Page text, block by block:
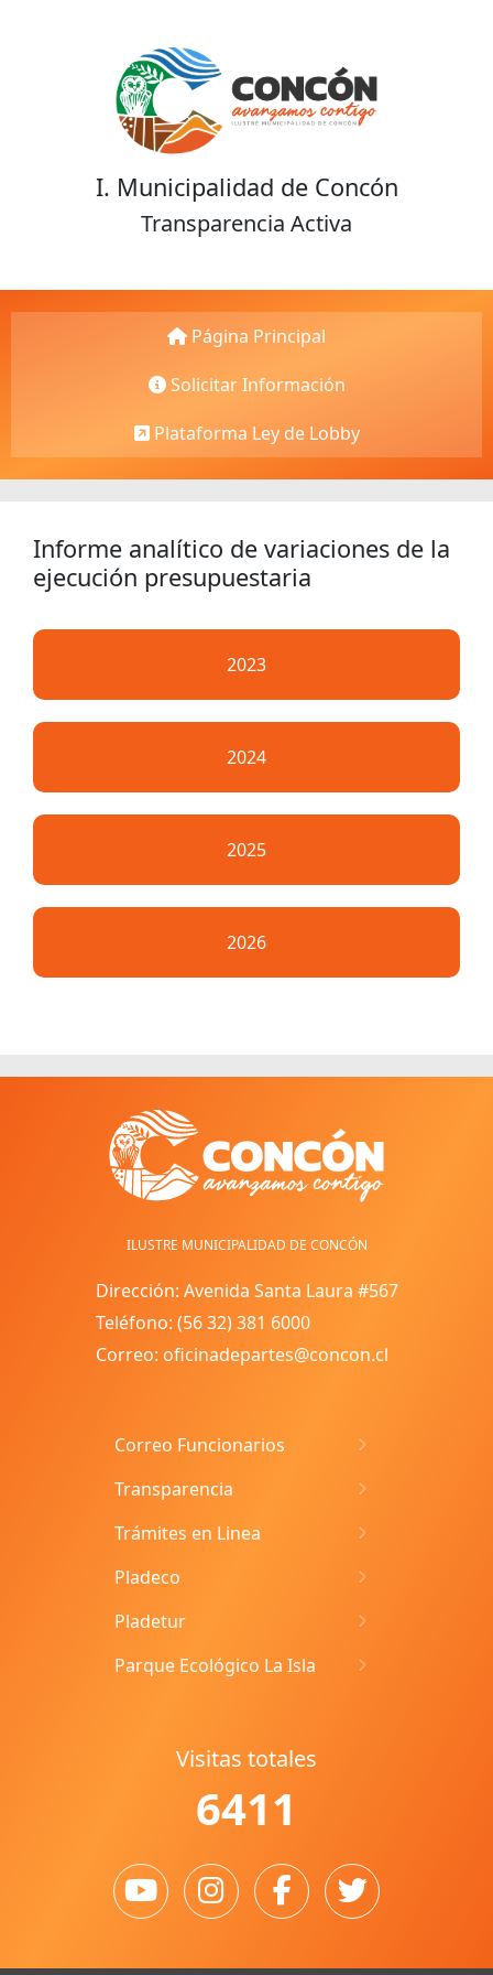
I. Municipalidad de Concón
Transparencia Activa
Página Principal
Solicitar Información
Plataforma Ley de Lobby
Informe analítico de variaciones de la
ejecución presupuestaria
2023
2024
2025
2026
ILUSTRE MUNICIPALIDAD DE CONCÓN
Dirección: Avenida Santa Laura #567
Teléfono: (56 32) 381 6000
Correo: oficinadepartes@concon.cl
Correo Funcionarios
Transparencia
Trámites en Linea
Pladeco
Pladetur
Parque Ecológico La Isla
Visitas totales
6411